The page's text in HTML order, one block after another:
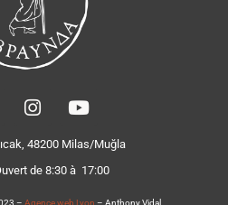
48200 Milas/Muğla
de 8:30 à 17:00